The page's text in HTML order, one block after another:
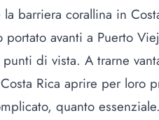
barriera corallina in
portato avanti a Puerto
di vista. A trarne
Rica aprire per loro
quanto